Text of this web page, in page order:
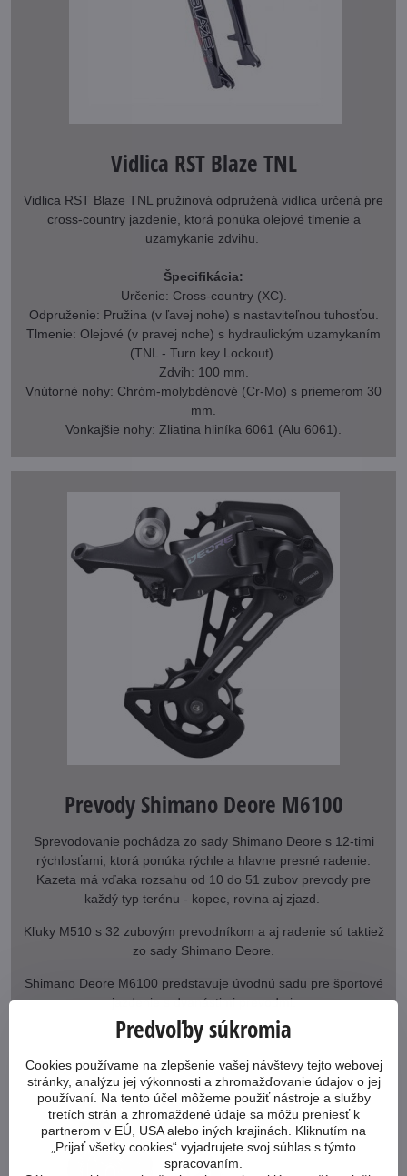
Vidlica RST Blaze TNL
Vidlica RST Blaze TNL pružinová odpružená vidlica určená pre
cross-country jazdenie, ktorá ponúka olejové tlmenie a
uzamykanie zdvihu.
Špecifikácia:
Určenie: Cross-country (XC).
Odpruženie: Pružina (v ľavej nohe) s nastaviteľnou tuhosťou.
Tlmenie: Olejové (v pravej nohe) s hydraulickým uzamykaním
(TNL - Turn key Lockout).
Zdvih: 100 mm.
Vnútorné nohy: Chróm-molybdénové (Cr-Mo) s priemerom 30
mm.
Vonkajšie nohy: Zliatina hliníka 6061 (Alu 6061).
Prevody Shimano Deore M6100
Sprevodovanie pochádza zo sady Shimano Deore s 12-timi
rýchlosťami, ktorá ponúka rýchle a hlavne presné radenie.
Kazeta má vďaka rozsahu od 10 do 51 zubov prevody pre
každý typ terénu - kopec, rovina aj zjazd.
Kľuky M510 s 32 zubovým prevodníkom a aj radenie sú taktiež
zo sady Shimano Deore.
Shimano Deore M6100 predstavuje úvodnú sadu pre športové
jazdenie s dvanástimi prevodmi.
Predvoľby súkromia
Cookies používame na zlepšenie vašej návštevy tejto webovej
stránky, analýzu jej výkonnosti a zhromažďovanie údajov o jej
používaní. Na tento účel môžeme použiť nástroje a služby
tretích strán a zhromaždené údaje sa môžu preniesť k
partnerom v EÚ, USA alebo iných krajinách. Kliknutím na
„Prijať všetky cookies“ vyjadrujete svoj súhlas s týmto
spracovaním.